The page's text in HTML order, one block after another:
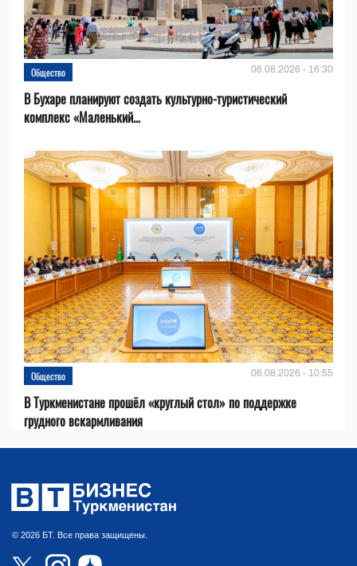
Общество 06.08.2026 - 16:30
В Бухаре планируют создать культурно-туристический
комплекс «Маленький...
Общество 06.08.2026 - 10:55
В Туркменистане прошёл «круглый стол» по поддержке
грудного вскармливания
© 2026 БТ. Все права защищены.